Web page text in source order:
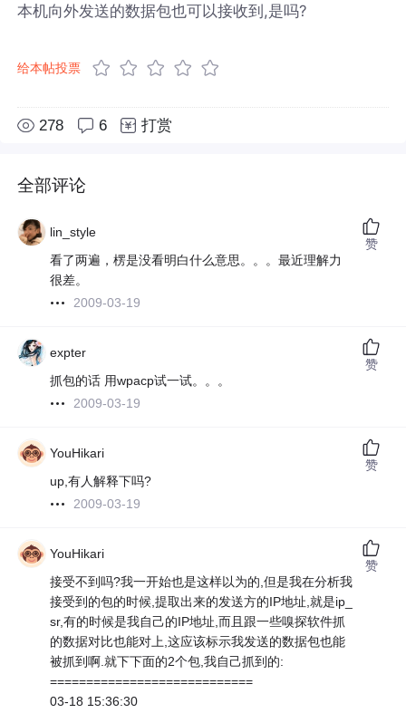
本机向外发送的数据包也可以接收到,是吗?
给本帖投票
278 6 打赏
全部评论
lin_style
看了两遍，楞是没看明白什么意思。。。最近理解力
很差。
2009-03-19
赞
expter
抓包的话 用wpacp试一试。。。
2009-03-19
赞
YouHikari
up,有人解释下吗?
2009-03-19
赞
YouHikari
接受不到吗?我一开始也是这样以为的,但是我在分析我
接受到的包的时候,提取出来的发送方的IP地址,就是ip_
sr,有的时候是我自己的IP地址,而且跟一些嗅探软件抓
的数据对比也能对上,这应该标示我发送的数据包也能
被抓到啊.就下下面的2个包,我自己抓到的:
============================
03-18 15:36:30
赞